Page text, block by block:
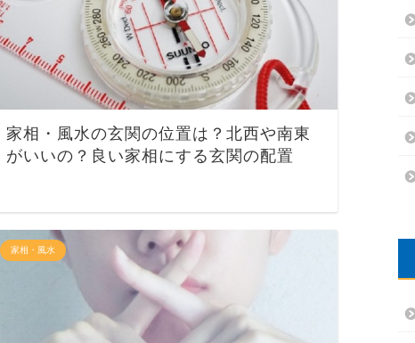
家相・風水の玄関の位置は？北西や南東
がいいの？良い家相にする玄関の配置
家相・風水